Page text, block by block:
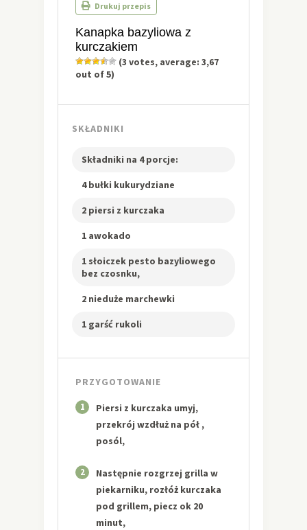
Drukuj przepis
Kanapka bazyliowa z
kurczakiem
(3 votes, average: 3,67
out of 5)
SKŁADNIKI
Składniki na 4 porcje:
4 bułki kukurydziane
2 piersi z kurczaka
1 awokado
1 słoiczek pesto bazyliowego
bez czosnku,
2 nieduże marchewki
1 garść rukoli
PRZYGOTOWANIE
1
Piersi z kurczaka umyj,
przekrój wzdłuż na pół ,
posól,
2
Następnie rozgrzej grilla w
piekarniku, rozłóż kurczaka
pod grillem, piecz ok 20
minut,